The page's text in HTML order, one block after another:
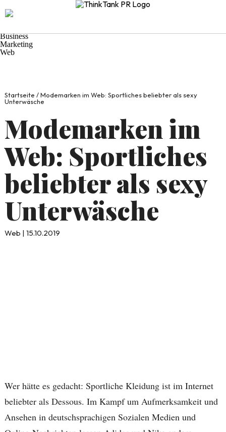
Start
Praxis-Tipps
Business
Marketing
Web
Startseite /Modemarken im Web: Sportliches beliebter als sexy
Unterwäsche
Modemarken im
Web: Sportliches
beliebter als sexy
Unterwäsche
Web | 15.10.2019
Wer hätte es gedacht: Sportliche Kleidung ist im Internet
beliebter als Dessous. Im Kampf um Aufmerksamkeit und
Ansehen in deutschsprachigen Sozialen Medien und